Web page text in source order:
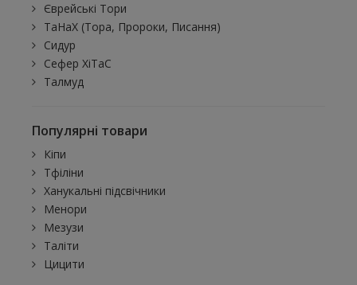
Єврейські Тори
ТаНаХ (Тора, Пророки, Писання)
Сидур
Сефер ХіТаС
Талмуд
Популярні товари
Кіпи
Тфіліни
Ханукальні підсвічники
Менори
Мезузи
Таліти
Цицити